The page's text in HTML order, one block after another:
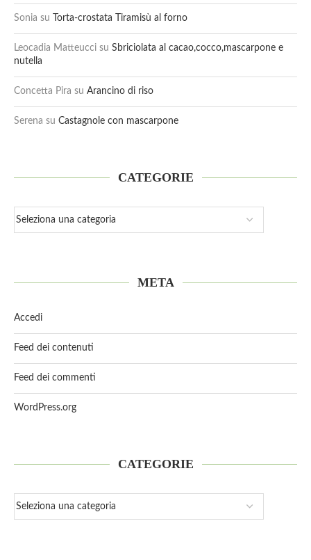
Sonia su Torta-crostata Tiramisù al forno
Leocadia Matteucci su Sbriciolata al cacao,cocco,mascarpone e
nutella
Concetta Pira su Arancino di riso
Serena su Castagnole con mascarpone
CATEGORIE
META
Accedi
Feed dei contenuti
Feed dei commenti
WordPress.org
CATEGORIE